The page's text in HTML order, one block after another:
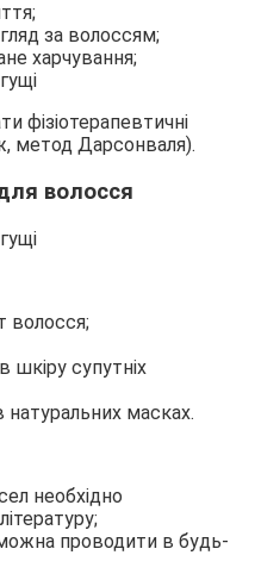
за волоссям;
харчування;
фізіотерапевтичні
метод Дарсонваля).
волосся
волосся;
супутніх
натуральних масках.
необхідно
проводити в будь-